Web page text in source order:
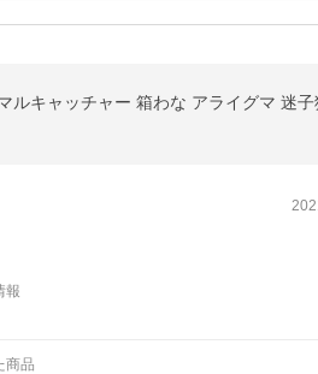
ルキャッチャー 箱わな アライグマ 迷子
報
商品